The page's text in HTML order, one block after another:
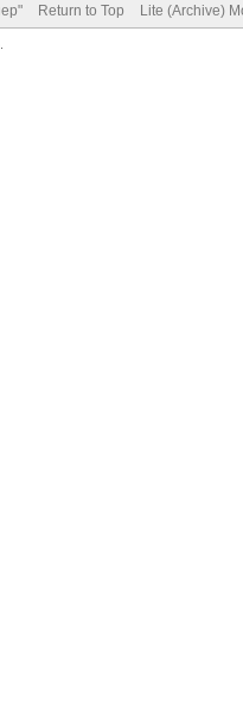
Return to Top Lite (Archive)